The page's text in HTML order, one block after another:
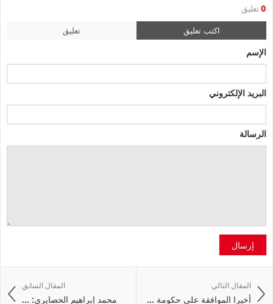
0 تعليق
اكتب تعليق تعليق
الإسم
البريد الإلكتروني
الرسالة
إرسال
المقال السابق
محمد إبراهيم الحصايري: ...
المقال التالي
أخيرا الموافقة على حكومة ...